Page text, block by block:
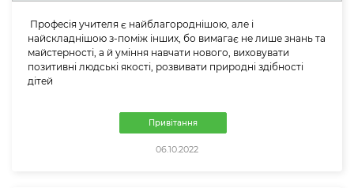
Професія учителя є найблагороднішою, але і
найскладнішою з-поміж інших, бо вимагає не лише знань та
майстерності, а й уміння навчати нового, виховувати
позитивнi людські якості, розвивати природнi здiбностi
дітей
Привітання
06.10.2022